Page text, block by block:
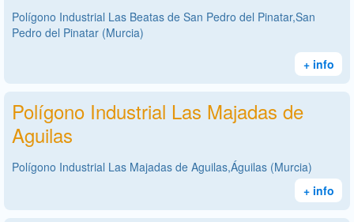
Polígono Industrial Las Beatas de San Pedro del Pinatar,San
Pedro del Pinatar (Murcia)
+ info
Polígono Industrial Las Majadas de
Aguilas
Polígono Industrial Las Majadas de Aguilas,Águilas (Murcia)
+ info